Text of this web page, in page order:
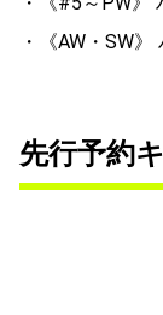
・《AW・SW
先行予約